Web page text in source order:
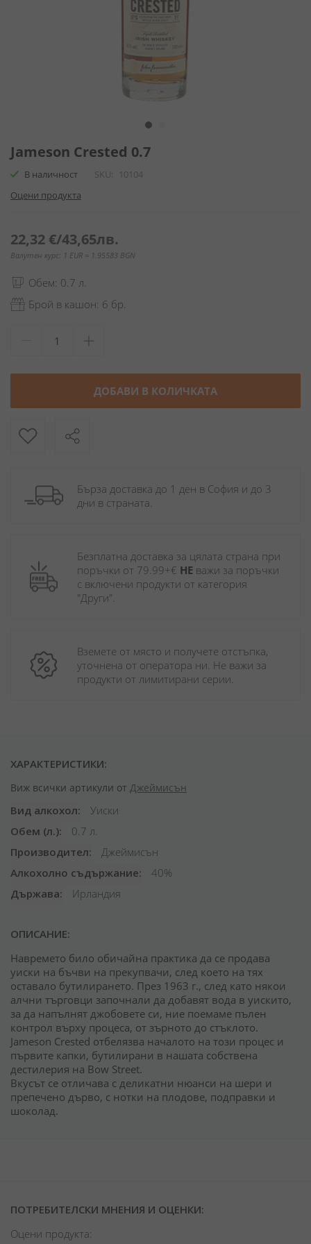
към
началото
на
галерия
със
Jameson Crested 0.7
В наличност SKU
10104
Оцени продукта
22,32 €/43,65лв.
Валутен курс: 1 EUR = 1.95583 BGN
Обем: 0.7 л.
Брой в кашон: 6 бр.
ДОБАВИ В КОЛИЧКАТА
Бърза доставка до 1 ден в София и до 3
дни в страната.
Безплатна доставка за цялата страна при
поръчки от 79.99+€ НЕ важи за поръчки
с включени продукти от категория
"Други".
Вземете от място и получете отстъпка,
уточнена от оператора ни. Не важи за
продукти от лимитирани серии.
ХАРАКТЕРИСТИКИ:
Виж всички артикули от Джеймисън
Вид алкохол
Уиски
Обем (л.)
0.7 л.
Производител
Джеймисън
Алкохолно съдържание
40%
Държава
Ирландия
ОПИСАНИЕ:
Навремето било обичайна практика да се продава
уиски на бъчви на прекупвачи, след което на тях
оставало бутилирането. През 1963 г., след като някои
алчни търговци започнали да добавят вода в уискито,
за да напълнят джобовете си, ние поемаме пълен
контрол върху процеса, от зърното до стъклото.
Jameson Crested отбелязва началото на този процес и
първите капки, бутилирани в нашата собствена
дестилерия на Bow Street.
Вкусът се отличава с деликатни нюанси на шери и
препечено дърво, с нотки на плодове, подправки и
шоколад.
ПОТРЕБИТЕЛСКИ МНЕНИЯ И ОЦЕНКИ:
Оцени продукта: